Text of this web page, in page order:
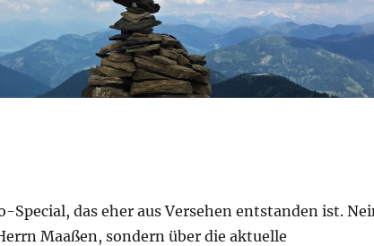
Special, das eher aus Versehen entstanden ist.
Maaßen, sondern über die aktuelle